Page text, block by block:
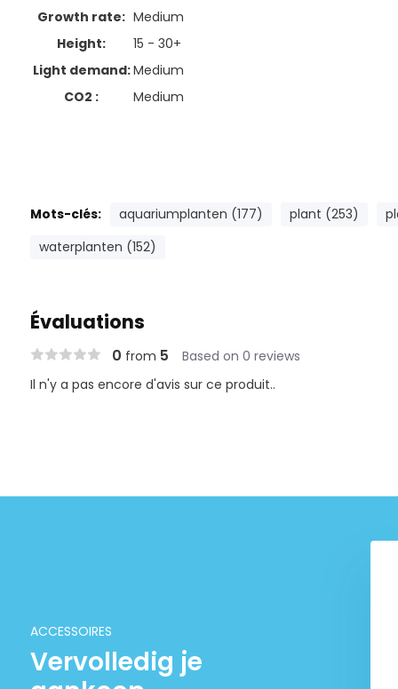
Growth rate: Medium
Height:
15 - 30+
Light demand:Medium
CO2 :
Medium
Mots-clés: aquariumplanten (177) plant (253)
waterplanten (152)
Évaluations
0 from 5 Based on 0 reviews
Il n'y a pas encore d'avis sur ce produit..
ACCESSOIRES
Vervolledig je